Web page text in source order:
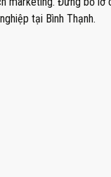
tại Bình Thạnh.